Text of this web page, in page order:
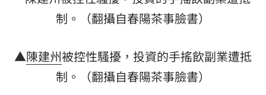
▲陳建州被控性騷擾，投資的手搖飲副業遭抵
制。（翻攝自春陽茶事臉書）